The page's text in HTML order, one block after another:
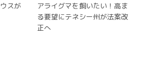
スが
アライグマを飼いたい！高ま
る要望にテネシー州が法案改
正へ